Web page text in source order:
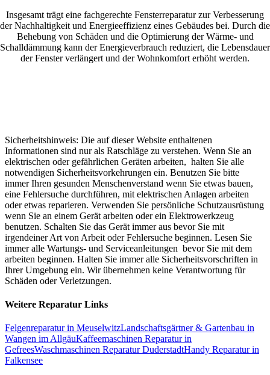
Insgesamt trägt eine fachgerechte Fensterreparatur zur Verbesserung
der Nachhaltigkeit und Energieeffizienz eines Gebäudes bei. Durch die
Behebung von Schäden und die Optimierung der Wärme- und
Schalldämmung kann der Energieverbrauch reduziert, die Lebensdauer
der Fenster verlängert und der Wohnkomfort erhöht werden.
Sicherheitshinweis: Die auf dieser Website enthaltenen
Informationen sind nur als Ratschläge zu verstehen. Wenn Sie an
elektrischen oder gefährlichen Geräten arbeiten, halten Sie alle
notwendigen Sicherheitsvorkehrungen ein. Benutzen Sie bitte
immer Ihren gesunden Menschenverstand wenn Sie etwas bauen,
eine Fehlersuche durchführen, mit elektrischen Anlagen arbeiten
oder etwas reparieren. Verwenden Sie persönliche Schutzausrüstung
wenn Sie an einem Gerät arbeiten oder ein Elektrowerkzeug
benutzen. Schalten Sie das Gerät immer aus bevor Sie mit
irgendeiner Art von Arbeit oder Fehlersuche beginnen. Lesen Sie
immer alle Wartungs- und Serviceanleitungen bevor Sie mit dem
arbeiten beginnen. Halten Sie immer alle Sicherheitsvorschriften in
Ihrer Umgebung ein. Wir übernehmen keine Verantwortung für
Schäden oder Verletzungen.
Weitere Reparatur Links
Felgenreparatur in MeuselwitzLandschaftsgärtner & Gartenbau in
Wangen im AllgäuKaffeemaschinen Reparatur in
GefreesWaschmaschinen Reparatur DuderstadtHandy Reparatur in
Falkensee